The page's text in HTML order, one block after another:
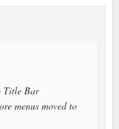
Title Bar
menus moved to